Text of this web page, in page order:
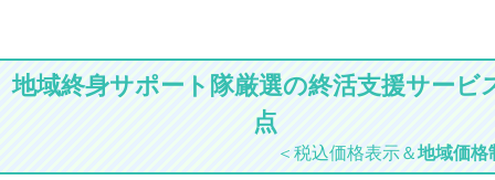
地域終身サポート隊厳選の終活支援サービ
点
＜税込価格表示＆地域価格